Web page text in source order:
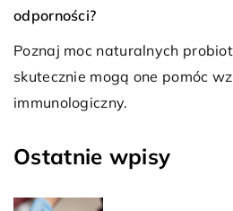
odporności?
Poznaj moc naturalnych
skutecznie mogą one pomóc
immunologiczny.
Ostatnie wpisy